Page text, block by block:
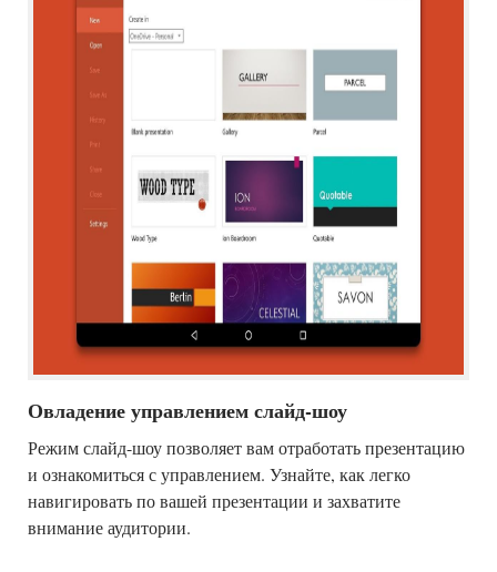
Овладение управлением слайд-шоу
Режим слайд-шоу позволяет вам отработать презентацию
и ознакомиться с управлением. Узнайте, как легко
навигировать по вашей презентации и захватите
внимание аудитории.